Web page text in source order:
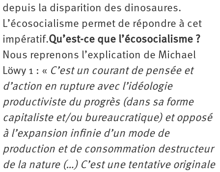
depuis la disparition des dinosaures.
L’écosocialisme permet de répondre à cet
impératif.Qu’est-ce que l’écosocialisme ?
Nous reprenons l’explication de Michael
Löwy 1 : « C’est un courant de pensée et
d’action en rupture avec l’idéologie
productiviste du progrès (dans sa forme
capitaliste et/ou bureaucratique) et opposé
à l’expansion infinie d’un mode de
production et de consommation destructeur
de la nature (…) C’est une tentative originale